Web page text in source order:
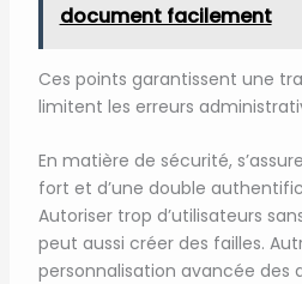
document facilement
Ces points garantissent une
limitent les erreurs
En matière de sécurité,
fort et d’une double
Autoriser trop d’utilisateurs
peut aussi créer des failles.
personnalisation avancée